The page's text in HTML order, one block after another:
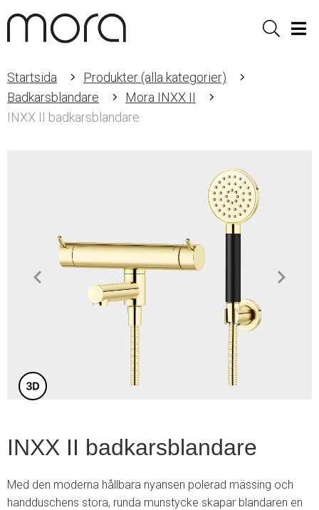
Sök
Startsida
Produkter (alla kategorier)
Badkarsblandare
Mora INXX II
INXX II badkarsblandare
INXX II badkarsblandare
Med den moderna hållbara nyansen polerad mässing och
handduschens stora, runda munstycke skapar blandaren en